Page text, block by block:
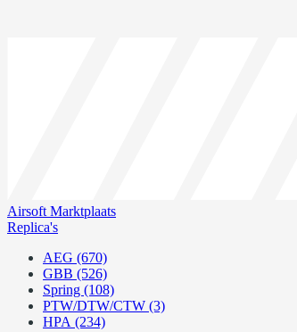
Airsoft Marktplaats
Replica's
AEG (670)
GBB (526)
Spring (108)
PTW/DTW/CTW (3)
HPA (234)